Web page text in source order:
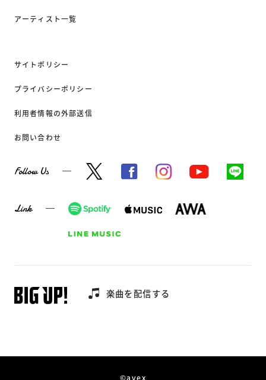
アーティスト一覧
サイトポリシー
プライバシーポリシー
利用者情報の外部送信
お問い合わせ
Follow Us
Link
楽曲を配信する
©avex